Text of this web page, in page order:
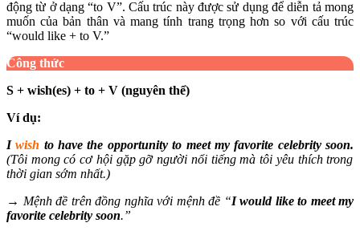
động từ ở dạng “to V”. Cấu trúc này được sử dụng để diễn tả mong
muốn của bản thân và mang tính trang trọng hơn so với cấu trúc
“would like + to V.”
Công thức
S + wish(es) + to + V (nguyên thể)
Ví dụ:
Iwish to have the opportunity to meet my favorite celebrity soon.
(Tôi mong có cơ hội gặp gỡ người nổi tiếng mà tôi yêu thích trong
thời gian sớm nhất.)
→ Mệnh đề trên đồng nghĩa với mệnh đề “I would like to meet my
favorite celebrity soon.”